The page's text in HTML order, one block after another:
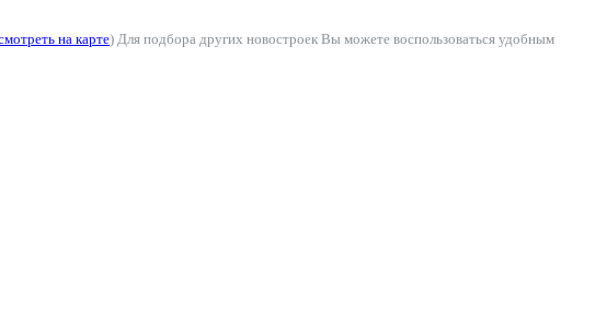
на карте) Для подбора других новостроек Вы можете воспользоваться удобным